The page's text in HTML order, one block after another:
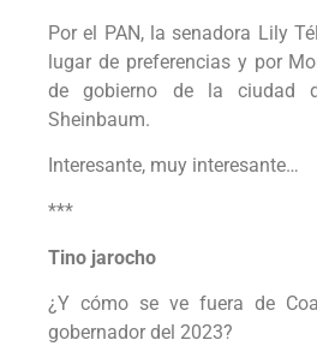
Por el PAN, la senadora Lily
lugar de preferencias y por
de gobierno de la ciudad
Sheinbaum.
Interesante, muy interesante…
***
Tino jarocho
¿Y cómo se ve fuera de
gobernador del 2023?